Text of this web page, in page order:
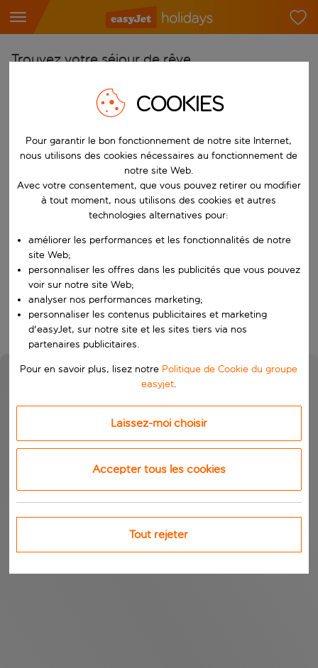
Trouvez votre séjour de rêve
Commencez à taper pour la saisie automatique. Lorsque les
Choisissez votre aéroport
Commencez à taper pour la saisie automatique. Lorsque les
Choisissez votre destination
Vers
Choisissez vos dates
Quand
Qui
Rechercher
COOKIES
Pour garantir le bon fonctionnement de notre site Internet,
nous utilisons des cookies nécessaires au fonctionnement de
notre site Web.
Avec votre consentement, que vous pouvez retirer ou modifier
à tout moment, nous utilisons des cookies et autres
technologies alternatives pour:
améliorer les performances et les fonctionnalités de notre
site Web;
personnaliser les offres dans les publicités que vous pouvez
voir sur notre site Web;
analyser nos performances marketing;
personnaliser les contenus publicitaires et marketing
d'easyJet, sur notre site et les sites tiers via nos
partenaires publicitaires.
Pour en savoir plus, lisez notre Politique de Cookie du groupe
easyjet.
Laissez-moi choisir
Accepter tous les cookies
Tout rejeter